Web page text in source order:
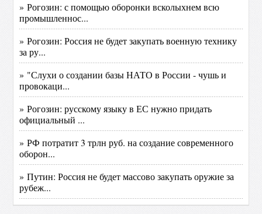
» Рогозин: с помощью оборонки всколыхнем всю
промышленнос...
» Рогозин: Россия не будет закупать военную технику
за ру...
» "Слухи о создании базы НАТО в России - чушь и
провокаци...
» Рогозин: русскому языку в ЕС нужно придать
официальный ...
» РФ потратит 3 трлн руб. на создание современного
оборон...
» Путин: Россия не будет массово закупать оружие за
рубеж...